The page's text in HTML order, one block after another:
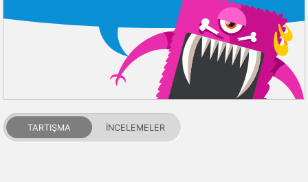
TARTIŞMA İNCELEMELER